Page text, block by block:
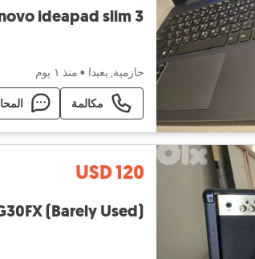
ideapad slim 3
حازمية, بعبدا • منذ ١ يوم
مكالمة
USD 120
(Barely Used)